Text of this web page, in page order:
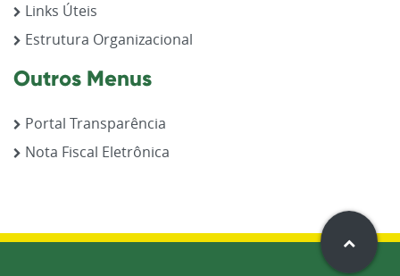
Links Úteis
Estrutura Organizacional
Outros Menus
Portal Transparência
Nota Fiscal Eletrônica